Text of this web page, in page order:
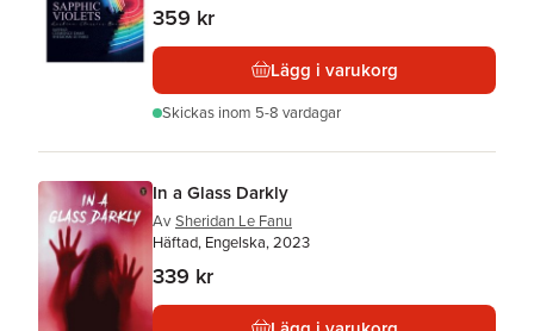
359 kr
Lägg i varukorg
Skickas inom 5-8 vardagar
In a Glass Darkly
Av Sheridan Le Fanu
Häftad, Engelska, 2023
339 kr